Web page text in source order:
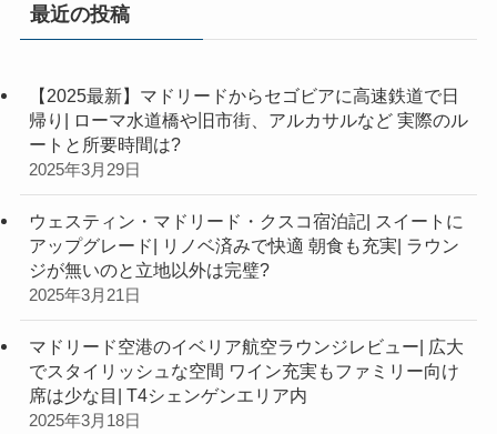
最近の投稿
【2025最新】マドリードからセゴビアに高速鉄道で日
帰り| ローマ水道橋や旧市街、アルカサルなど 実際のル
ートと所要時間は?
2025年3月29日
ウェスティン・マドリード・クスコ宿泊記| スイートに
アップグレード| リノベ済みで快適 朝食も充実| ラウン
ジが無いのと立地以外は完璧?
2025年3月21日
マドリード空港のイベリア航空ラウンジレビュー| 広大
でスタイリッシュな空間 ワイン充実もファミリー向け
席は少な目| T4シェンゲンエリア内
2025年3月18日